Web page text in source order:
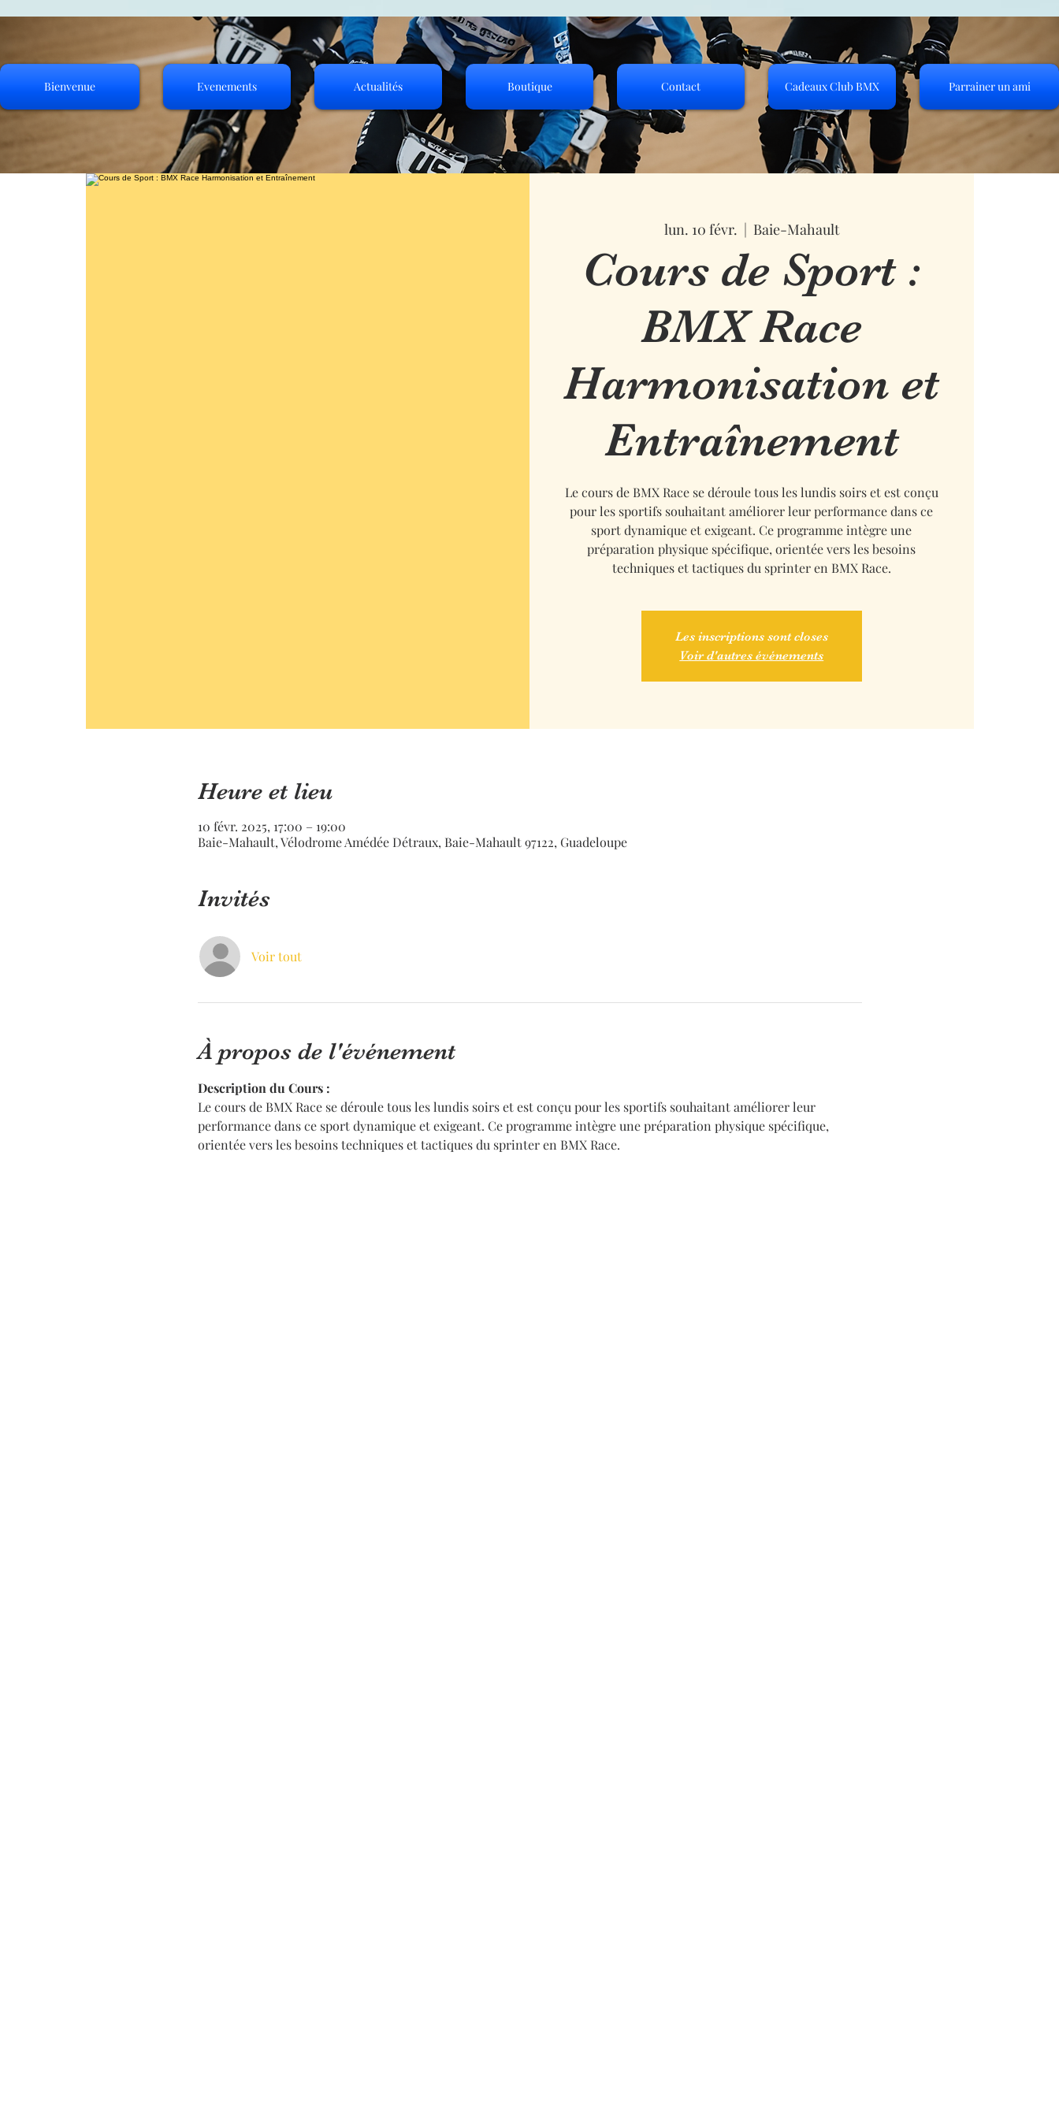
Bienvenue Evenements Actualités Boutique Contact Cadeaux Club BMX Parrainer un ami
lun. 10 févr.
  |
Baie-Mahault
Cours de Sport :
BMX Race
Harmonisation et
Entraînement
Le cours de BMX Race se déroule tous les lundis soirs et est conçu
pour les sportifs souhaitant améliorer leur performance dans ce
sport dynamique et exigeant. Ce programme intègre une
préparation physique spécifique, orientée vers les besoins
techniques et tactiques du sprinter en BMX Race.
Les inscriptions sont closes
Voir d'autres événements
Heure et lieu
10 févr. 2025, 17:00 – 19:00
Baie-Mahault, Vélodrome Amédée Détraux, Baie-Mahault 97122, Guadeloupe
Invités
Voir tout
À propos de l'événement
Description du Cours :
Le cours de BMX Race se déroule tous les lundis soirs et est conçu pour les sportifs souhaitant améliorer leur
performance dans ce sport dynamique et exigeant. Ce programme intègre une préparation physique spécifique,
orientée vers les besoins techniques et tactiques du sprinter en BMX Race.